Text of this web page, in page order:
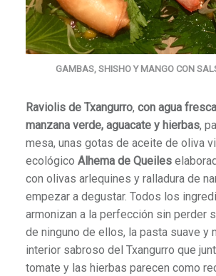
GAMBAS, SHISHO Y MANGO CON
Raviolis de Txangurro, con agua
manzana verde, aguacate y hierbas,
mesa, unas gotas de aceite de oliva
ecológico Alhema de Queiles
con olivas arlequines y ralladura de
empezar a degustar. Todos los
armonizan a la perfección sin perder
de ninguno de ellos, la pasta suave y
interior sabroso del Txangurro que
tomate y las hierbas parecen como